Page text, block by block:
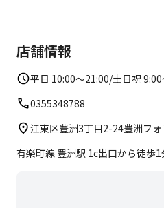
・飲み物
※ロッカー付き更衣室があり
す。
・全レッスンマット付きです。
店舗情報
平日 10:00～21:00/土日祝
0355348788
江東区豊洲3丁目2-24豊洲フ
有楽町線 豊洲駅 1c出口から徒歩1